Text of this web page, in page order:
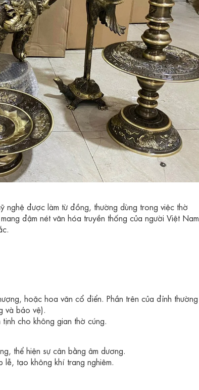
nghệ được làm từ đồng, thường dùng trong việc thờ
đậm nét văn hóa truyền thống của người Việt Nam,
hoặc hoa văn cổ điển. Phần trên của đỉnh thường
và bảo vệ).
cho không gian thờ cúng.
thể hiện sự cân bằng âm dương.
tạo không khí trang nghiêm.